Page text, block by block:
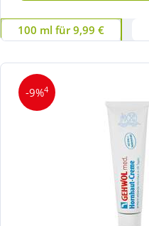
100 ml für 9,99 €
-9%4